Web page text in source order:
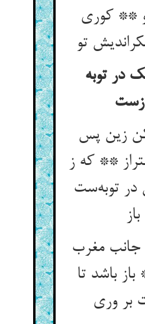
** کوری
تو
در توبه
زین پس
** که ز
توبه‌ست
باز
جانب مغرب
باشد تا
بر وری